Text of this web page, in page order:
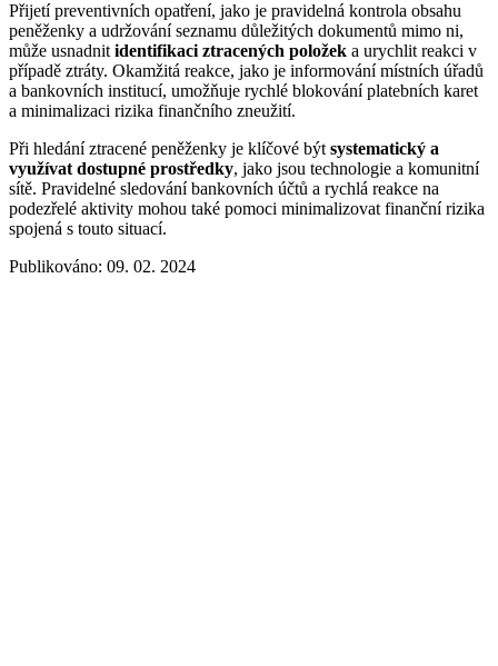
Přijetí preventivních opatření, jako je pravidelná kontrola obsahu
peněženky a udržování seznamu důležitých dokumentů mimo ni,
může usnadnit identifikaci ztracených položek a urychlit reakci v
případě ztráty. Okamžitá reakce, jako je informování místních úřadů
a bankovních institucí, umožňuje rychlé blokování platebních karet
a minimalizaci rizika finančního zneužití.
Při hledání ztracené peněženky je klíčové být systematický a
využívat dostupné prostředky, jako jsou technologie a komunitní
sítě. Pravidelné sledování bankovních účtů a rychlá reakce na
podezřelé aktivity mohou také pomoci minimalizovat finanční rizika
spojená s touto situací.
Publikováno: 09. 02. 2024